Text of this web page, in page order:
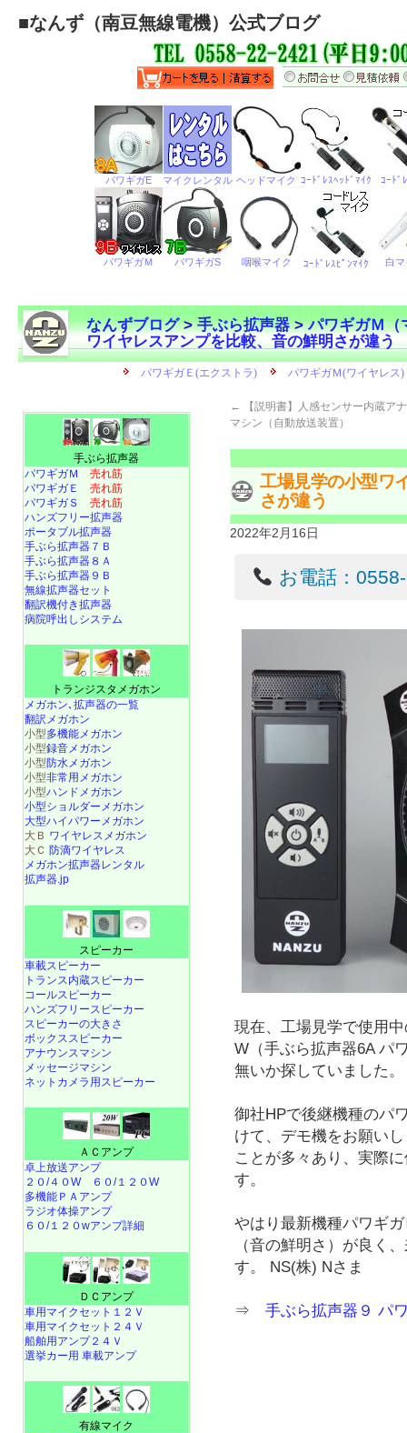
■なんず（南豆無線電機）公式ブログ
なんずブログ>手ぶら拡声器>パワギガＭ（
ワイヤレスアンプを比較、音の鮮明さが違う
←
【説明書】人感センサー内蔵ア
マシン（自動放送装置）
工場見学の小型ワ
さが違う
2022年2月16日
お電話：
現在、工場見学で使用
W（手ぶら拡声器6A パ
無いか探していました。
御社HPで後継機種のパ
けて、デモ機をお願い
ことが多々あり、実際
す。
やはり最新機種パワギ
（音の鮮明さ）が良く
す。 NS(株) Nさま
⇒手ぶら拡声器９ パ
手ぶら拡声器
パワギガＭ 売れ筋
パワギガＥ 売れ筋
パワギガＳ 売れ筋
ハンズフリー拡声器
ポータブル拡声器
手ぶら拡声器７Ｂ
手ぶら拡声器８Ａ
手ぶら拡声器９Ｂ
無線拡声器セット
翻訳機付き拡声器
病院呼出しシステム
トランジスタメガホン
メガホン､拡声器の一覧
翻訳メガホン
小型多機能メガホン
小型録音メガホン
小型防水メガホン
小型非常用メガホン
小型ハンドメガホン
小型ショルダーメガホン
大型ハイパワーメガホン
大Ｂ ワイヤレスメガホン
大Ｃ 防滴ワイヤレス
メガホン拡声器レンタル
拡声器.jp
スピーカー
車載スピーカー
トランス内蔵スピーカー
コールスピーカー
ハンズフリースピーカー
スピーカーの大きさ
ボックススピーカー
アナウンスマシン
メッセージマシン
ネットカメラ用スピーカー
ＡＣアンプ
卓上放送アンプ
２０/４０W
６０/１２０W
多機能ＰＡアンプ
ラジオ体操アンプ
６０/１２０wアンプ詳細
ＤＣアンプ
車用マイクセット１２Ｖ
車用マイクセット２４Ｖ
船舶用アンプ２４Ｖ
選挙カー用 車載アンプ
有線マイク